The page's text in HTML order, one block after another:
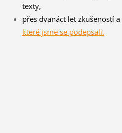
texty,
přes dvanáct let zkušeností
které jsme se podepsali.